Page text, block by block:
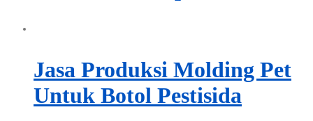
Jasa Produksi Molding Pet
Untuk Botol Pestisida